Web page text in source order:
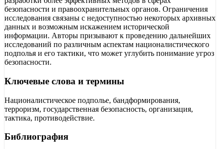
безопасности и правоохранительных органов. Ограничения
исследования связаны с недоступностью некоторых архивных
данных и возможным искажением исторической
информации. Авторы призывают к проведению дальнейших
исследований по различным аспектам националистического
подполья и его тактики, что может углубить понимание угроз
безопасности.
Ключевые слова и термины
Националистическое подполье, бандформирования,
терроризм, государственная безопасность, организация,
тактика, противодействие.
Библиография